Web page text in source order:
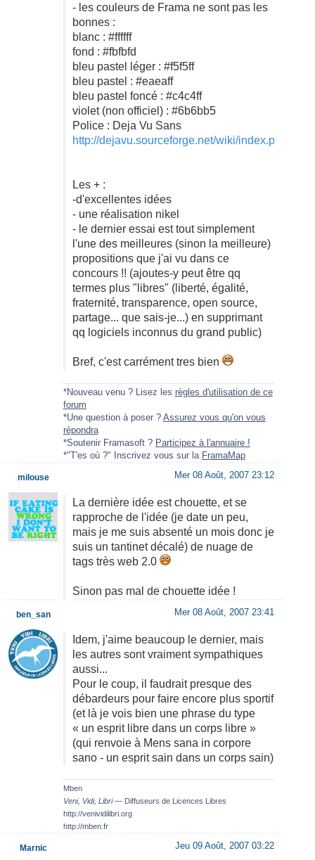
- les couleurs de Frama ne sont pas les
bonnes :
blanc : #ffffff
fond : #fbfbfd
bleu pastel léger : #f5f5ff
bleu pastel : #eaeaff
bleu pastel foncé : #c4c4ff
violet (non officiel) : #6b6bb5
Police : Deja Vu Sans
http://dejavu.sourceforge.net/wiki/index.php/
Les + :
-d'excellentes idées
- une réalisation nikel
- le dernier essai est tout simplement
l'une des meilleures (sinon la meilleure)
propositions que j'ai vu dans ce
concours !! (ajoutes-y peut être qq
termes plus "libres" (liberté, égalité,
fraternité, transparence, open source,
partage... que sais-je...) en supprimant
qq logiciels inconnus du grand public)
Bref, c'est carrément tres bien
*Nouveau venu ? Lisez les règles d'utilisation de ce
forum
*Une question à poser ? Assurez vous qu'on vous
répondra
*Soutenir Framasoft ? Participez à l'annuaire !
*"T'es où ?" Inscrivez vous sur la FramaMap
Mer 08 Août, 2007 23:12
La dernière idée est chouette, et se
rapproche de l'idée (je date un peu,
mais je me suis absenté un mois donc je
suis un tantinet décalé) de nuage de
tags très web 2.0
Sinon pas mal de chouette idée !
milouse
Mer 08 Août, 2007 23:41
Idem, j'aime beaucoup le dernier, mais
les autres sont vraiment sympathiques
aussi...
Pour le coup, il faudrait presque des
débardeurs pour faire encore plus sportif
(et là je vois bien une phrase du type
« un esprit libre dans un corps libre »
(qui renvoie à Mens sana in corpore
sano - un esprit sain dans un corps sain)
Mben
Veni, Vidi, Libri— Diffuseurs de Licences Libres
http://venividilibri.org
http://mben.fr
ben_san
Jeu 09 Août, 2007 03:22
Marnic